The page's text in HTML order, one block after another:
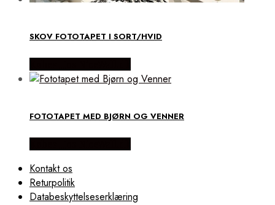
SKOV FOTOTAPET I SORT/HVID
FOTOTAPET MED BJØRN OG VENNER
Kontakt os
Returpolitik
Databeskyttelseserklæring